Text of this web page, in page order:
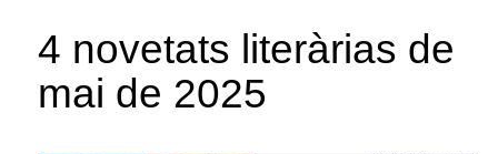
4 novetats literàrias de
mai de 2025